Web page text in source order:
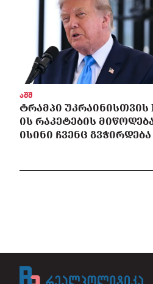
აშშ
ᲢᲠᲐᲛᲞᲘ ᲣᲙᲠᲐᲘᲜᲘᲡᲗᲕᲘᲡ
ᲘᲡ ᲠᲐᲙᲔᲢᲔᲑᲘᲡ
ᲘᲡᲘᲜᲘ ᲩᲕᲔᲜᲪ ᲒᲕᲭᲘᲠᲓᲔᲑᲐ